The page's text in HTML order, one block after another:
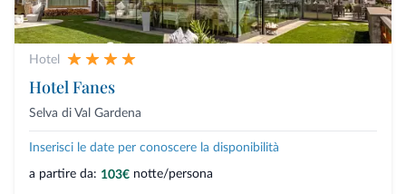
Hotel
Hotel Fanes
Selva di Val Gardena
Inserisci le date per conoscere la disponibilità
a partire da: 103€ notte/persona